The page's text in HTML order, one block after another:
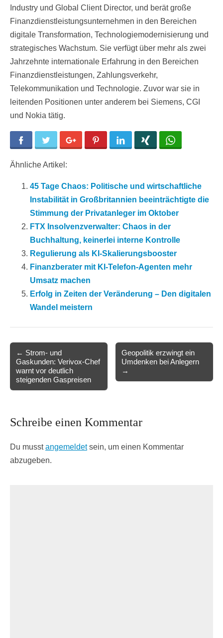
Industry und Global Client Director, und berät große
Finanzdienstleistungsunternehmen in den Bereichen
digitale Transformation, Technologiemodernisierung und
strategisches Wachstum. Sie verfügt über mehr als zwei
Jahrzehnte internationale Erfahrung in den Bereichen
Finanzdienstleistungen, Zahlungsverkehr,
Telekommunikation und Technologie. Zuvor war sie in
leitenden Positionen unter anderem bei Siemens, CGI
und Nokia tätig.
Facebook Twitter Google+ Pinterest LinkedIn
Ähnliche Artikel:
45 Tage Chaos: Politische und wirtschaftliche
Instabilität in Großbritannien beeinträchtigte die
Stimmung der Privatanleger im Oktober
FTX Insolvenzverwalter: Chaos in der
Buchhaltung, keinerlei interne Kontrolle
Regulierung als KI-Skalierungsbooster
Finanzberater mit KI-Telefon-Agenten mehr
Umsatz machen
Erfolg in Zeiten der Veränderung – Den digitalen
Wandel meistern
navigation
← Strom- und
Gaskunden: Verivox-Chef
warnt vor deutlich
steigenden Gaspreisen
Geopolitik erzwingt ein
Umdenken bei Anlegern
→
Schreibe einen Kommentar
Du musstangemeldetsein, um einen Kommentar
abzugeben.